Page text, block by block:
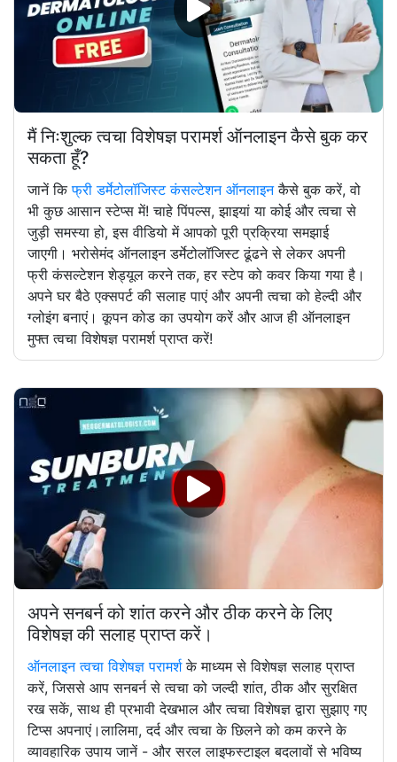
मैं निःशुल्क त्वचा विशेषज्ञ परामर्श ऑनलाइन कैसे बुक कर
सकता हूँ?
जानें किफ्री डर्मेटोलॉजिस्ट कंसल्टेशन ऑनलाइनकैसे बुक करें, वो
भी कुछ आसान स्टेप्स में! चाहे पिंपल्स, झाइयां या कोई और त्वचा से
जुड़ी समस्या हो, इस वीडियो में आपको पूरी प्रक्रिया समझाई
जाएगी। भरोसेमंद ऑनलाइन डर्मेटोलॉजिस्ट ढूंढने से लेकर अपनी
फ्री कंसल्टेशन शेड्यूल करने तक, हर स्टेप को कवर किया गया है।
अपने घर बैठे एक्सपर्ट की सलाह पाएं और अपनी त्वचा को हेल्दी और
ग्लोइंग बनाएं। कूपन कोड का उपयोग करें और आज ही ऑनलाइन
मुफ्त त्वचा विशेषज्ञ परामर्श प्राप्त करें!
अपने सनबर्न को शांत करने और ठीक करने के लिए
विशेषज्ञ की सलाह प्राप्त करें।
ऑनलाइन त्वचा विशेषज्ञ परामर्शके माध्यम से विशेषज्ञ सलाह प्राप्त
करें, जिससे आप सनबर्न से त्वचा को जल्दी शांत, ठीक और सुरक्षित
रख सकें, साथ ही प्रभावी देखभाल और त्वचा विशेषज्ञ द्वारा सुझाए गए
टिप्स अपनाएं।लालिमा, दर्द और त्वचा के छिलने को कम करने के
व्यावहारिक उपाय जानें - और सरल लाइफस्टाइल बदलावों से भविष्य